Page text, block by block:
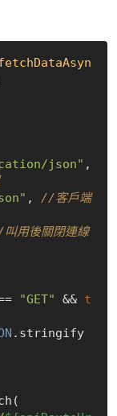
json"
, //客戶端
用後關閉連線
"GET" && t
.stringify